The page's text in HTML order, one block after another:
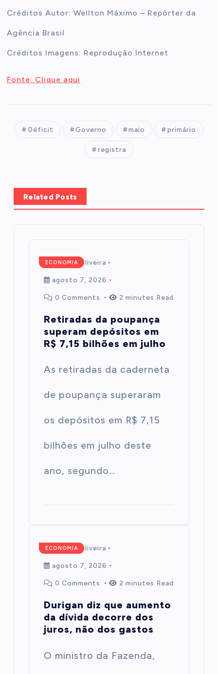
Créditos Autor: Wellton Máximo – Repórter da
Agência Brasil
Créditos Imagens: Reprodução Internet
Fonte: Clique aqui
Déficit Governo maio primário
registra
Related Posts
ECONOMIA
Mairim de Oliveira
agosto 7, 2026
0 Comments 2 minutes Read
Retiradas da poupança
superam depósitos em
R$ 7,15 bilhões em julho
As retiradas da caderneta
de poupança superaram
os depósitos em R$ 7,15
bilhões em julho deste
ano, segundo…
ECONOMIA
Mairim de Oliveira
agosto 7, 2026
0 Comments 2 minutes Read
Durigan diz que aumento
da dívida decorre dos
juros, não dos gastos
O ministro da Fazenda,